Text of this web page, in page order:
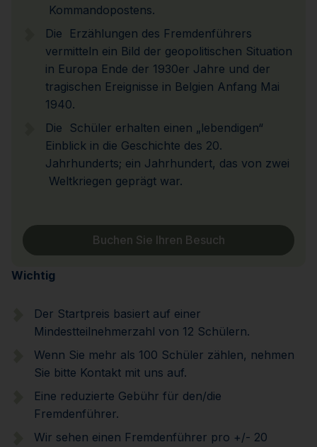
Kommandopostens.
Die Erzählungen des Fremdenführers
vermitteln ein Bild der geopolitischen Situation
in Europa Ende der 1930er Jahre und der
tragischen Ereignisse in Belgien Anfang Mai
1940.
Die Schüler erhalten einen „lebendigen“
Einblick in die Geschichte des 20.
Jahrhunderts; ein Jahrhundert, das von zwei
Weltkriegen geprägt war.
Buchen Sie Ihren Besuch
Wichtig
Der Startpreis basiert auf einer
Mindestteilnehmerzahl von 12 Schülern.
Wenn Sie mehr als 100 Schüler zählen, nehmen
Sie bitte Kontakt mit uns auf.
Eine reduzierte Gebühr für den/die
Fremdenführer.
Wir sehen einen Fremdenführer pro +/- 20